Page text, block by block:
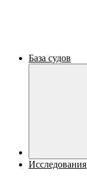
База судов
Исследования